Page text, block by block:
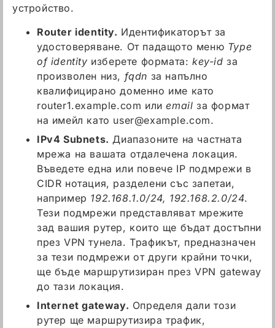
устройство.
Router identity. Идентификаторът за
удостоверяване. От падащото меню Type
of identity изберете формата:key-id за
произволен низ, fqdn за напълно
квалифицирано доменно име като
router1.example.com илиemail за формат
на имейл като user@example.com.
IPv4 Subnets. Диапазоните на частната
мрежа на вашата отдалечена локация.
Въведете една или повече IP подмрежи в
CIDR нотация, разделени със запетаи,
например 192.168.1.0/24, 192.168.2.0/24.
Тези подмрежи представляват мрежите
зад вашия рутер, които ще бъдат достъпни
през VPN тунела. Трафикът, предназначен
за тези подмрежи от други крайни точки,
ще бъде маршрутизиран през VPN gateway
до тази локация.
Internet gateway. Определя дали този
рутер ще маршрутизира трафик,